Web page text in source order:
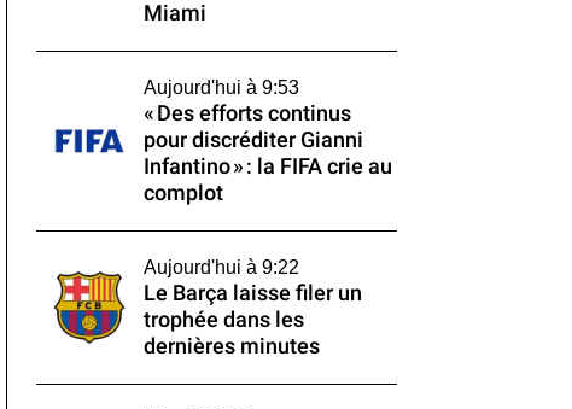
Miami
Aujourd'hui à 9:53
« Des efforts continus
pour discréditer Gianni
Infantino » : la FIFA crie au
complot
Aujourd'hui à 9:22
Le Barça laisse filer un
trophée dans les
dernières minutes